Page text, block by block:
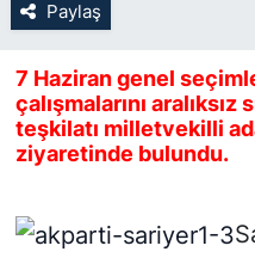
Paylaş
7 Haziran genel
çalışmalarını
teşkilatı milletvekilli
ziyaretinde bulundu.
SARIYER
SARIYER İMAR
SEKTÖR